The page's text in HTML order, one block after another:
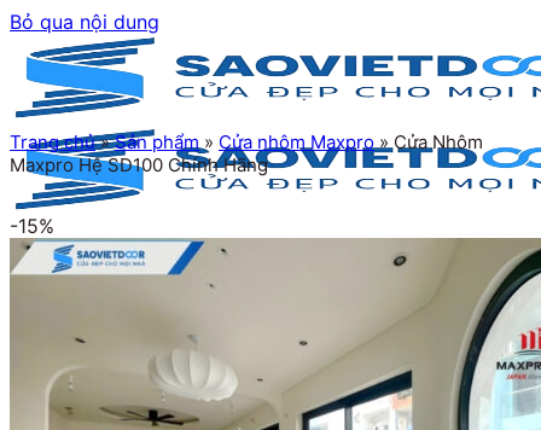
Bỏ qua nội dung
Sản phẩm
Trang chủ»Sản phẩm» Cửa nhôm Maxpro»Cửa Nhôm
Maxpro Hệ SD100 Chính Hãng
-15%